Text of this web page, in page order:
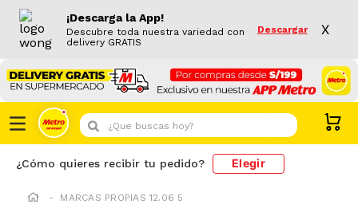
¡Descarga la App!
Descubre toda nuestra variedad con
delivery GRATIS
Descargar X
¿Que buscas hoy?
¿Cómo quieres recibir tu pedido? Elegir
MARCAS PROPIAS 12.06 5